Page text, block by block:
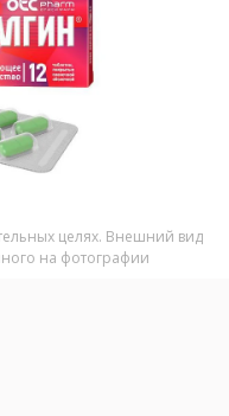
целях. Внешний вид
на фотографии